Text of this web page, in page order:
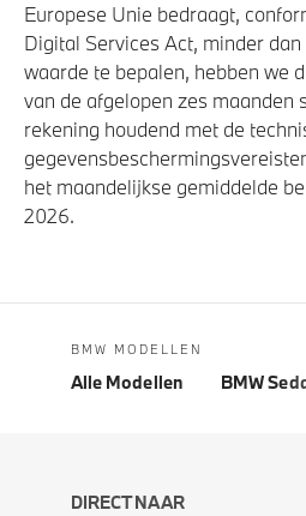
Europese Unie bedraagt,
Digital Services Act, minder
waarde te bepalen, hebben we
van de afgelopen zes maanden
rekening houdend met de
het maandelijkse gemiddelde
2026.
BMW MODELLEN
Alle Modellen BMW
DIRECT NAAR